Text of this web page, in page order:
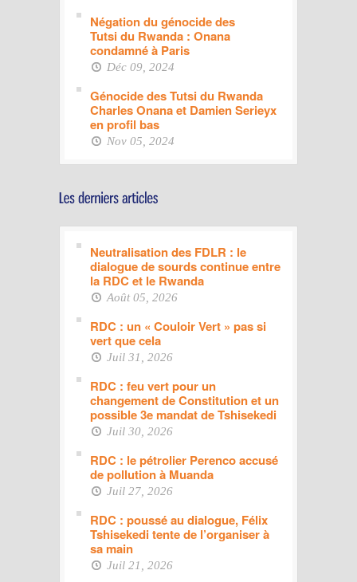
Négation du génocide des
Tutsi du Rwanda : Onana
condamné à Paris
Déc 09, 2024
Génocide des Tutsi du Rwanda
Charles Onana et Damien Serieyx
en profil bas
Nov 05, 2024
Neutralisation des FDLR : le
dialogue de sourds continue entre
la RDC et le Rwanda
Août 05, 2026
RDC : un « Couloir Vert » pas si
vert que cela
Juil 31, 2026
RDC : feu vert pour un
changement de Constitution et un
possible 3e mandat de Tshisekedi
Juil 30, 2026
RDC : le pétrolier Perenco accusé
de pollution à Muanda
Juil 27, 2026
RDC : poussé au dialogue, Félix
Tshisekedi tente de l’organiser à
sa main
Juil 21, 2026